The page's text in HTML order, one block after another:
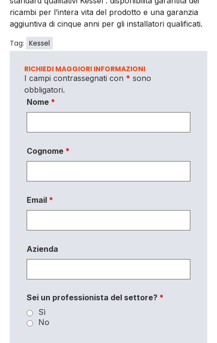
ricambi per l’intera vita del prodotto e una garanzia
aggiuntiva di cinque anni per gli installatori qualificati.
Tag: Kessel
RICHIEDI MAGGIORI INFORMAZIONI
I campi contrassegnati con * sono
obbligatori.
Nome *
Cognome *
Email *
Azienda
Sei un professionista del settore? *
Sì
No